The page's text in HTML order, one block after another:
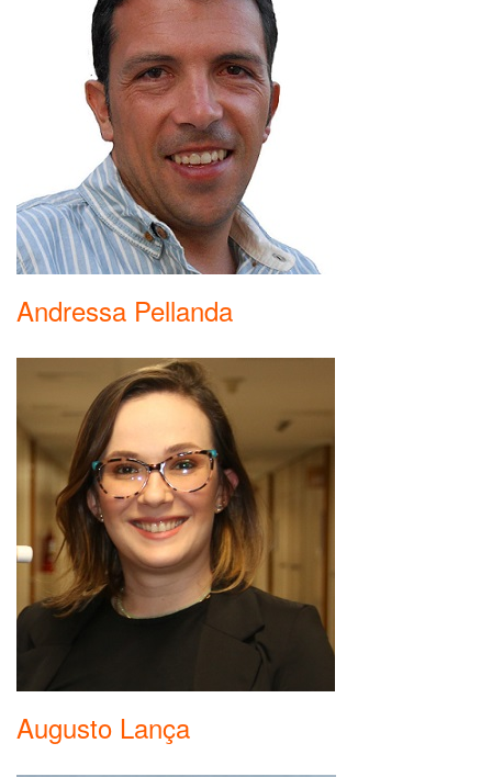
Andressa Pellanda
Augusto Lança